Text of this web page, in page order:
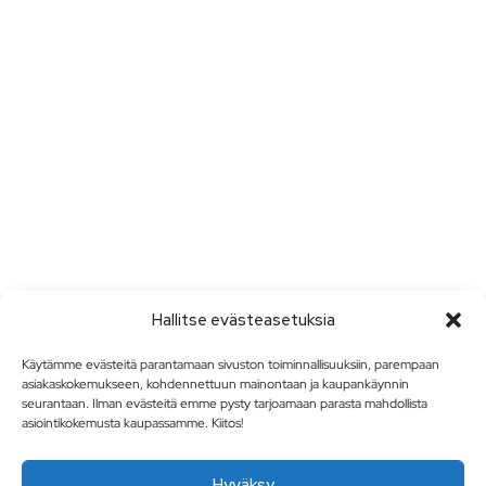
Hallitse evästeasetuksia
Käytämme evästeitä parantamaan sivuston toiminnallisuuksiin, parempaan
asiakaskokemukseen, kohdennettuun mainontaan ja kaupankäynnin
seurantaan. Ilman evästeitä emme pysty tarjoamaan parasta mahdollista
asiointikokemusta kaupassamme. Kiitos!